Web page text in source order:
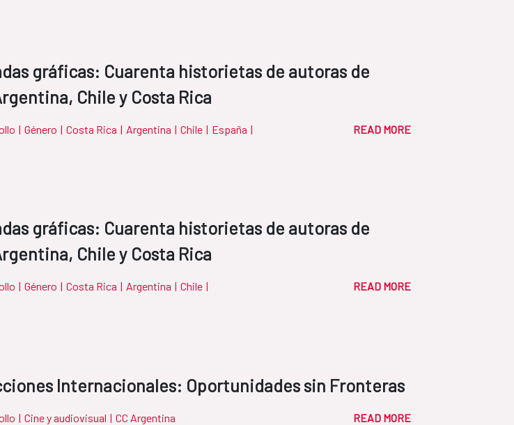
gráficas: Cuarenta historietas de autoras de
Chile y Costa Rica
| Género | Costa Rica | Argentina | Chile | España | READ MORE
gráficas: Cuarenta historietas de autoras de
Chile y Costa Rica
| Género | Costa Rica | Argentina | Chile |
READ MORE
Internacionales: Oportunidades sin Fronteras
| Cine y audiovisual | CC Argentina READ MORE